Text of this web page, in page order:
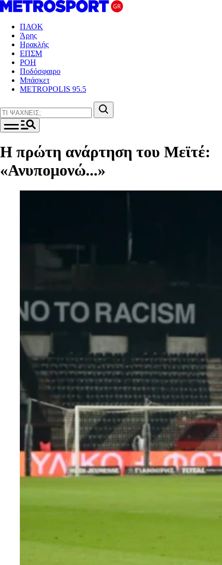
ΠΑΟΚ
Άρης
Ηρακλής
ΕΠΣΜ
ΡΟΗ
Ποδόσφαιρο
Μπάσκετ
METROPOLIS 95.5
Η πρώτη ανάρτηση του Μεϊτέ:
«Ανυπομονώ...»